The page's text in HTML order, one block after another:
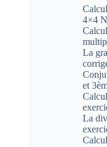
4×4
La
et
La